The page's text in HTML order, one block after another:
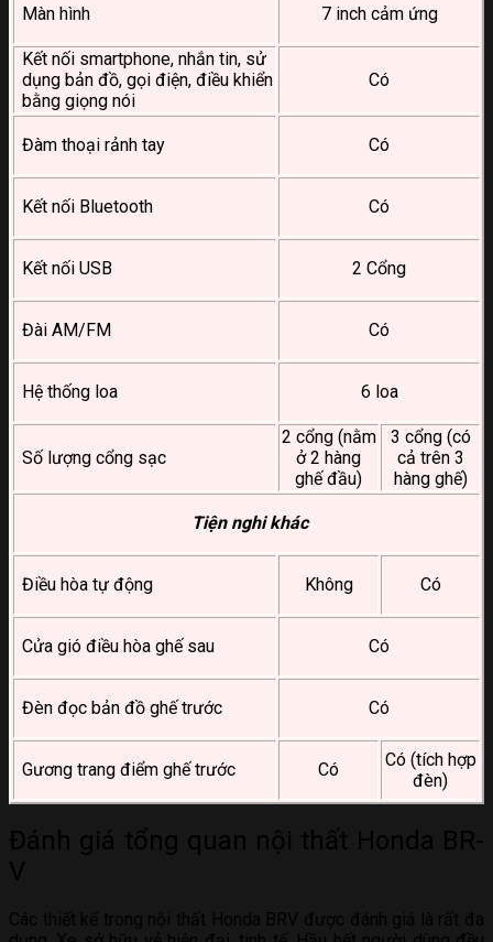
Màn hình 7 inch cảm ứng
Kết nối smartphone, nhắn tin, sử
dụng bản đồ, gọi điện, điều khiển
bằng giọng nói
Có
Đàm thoại rảnh tay Có
Kết nối Bluetooth Có
Kết nối USB 2 Cổng
Đài AM/FM Có
Hệ thống loa 6 loa
Số lượng cổng sạc
2 cổng (nằm
ở 2 hàng
ghế đầu)
3 cổng (có
cả trên 3
hàng ghế)
Tiện nghi khác
Điều hòa tự động Không Có
Cửa gió điều hòa ghế sau Có
Đèn đọc bản đồ ghế trước Có
Gương trang điểm ghế trước Có
Có (tích hợp
đèn)